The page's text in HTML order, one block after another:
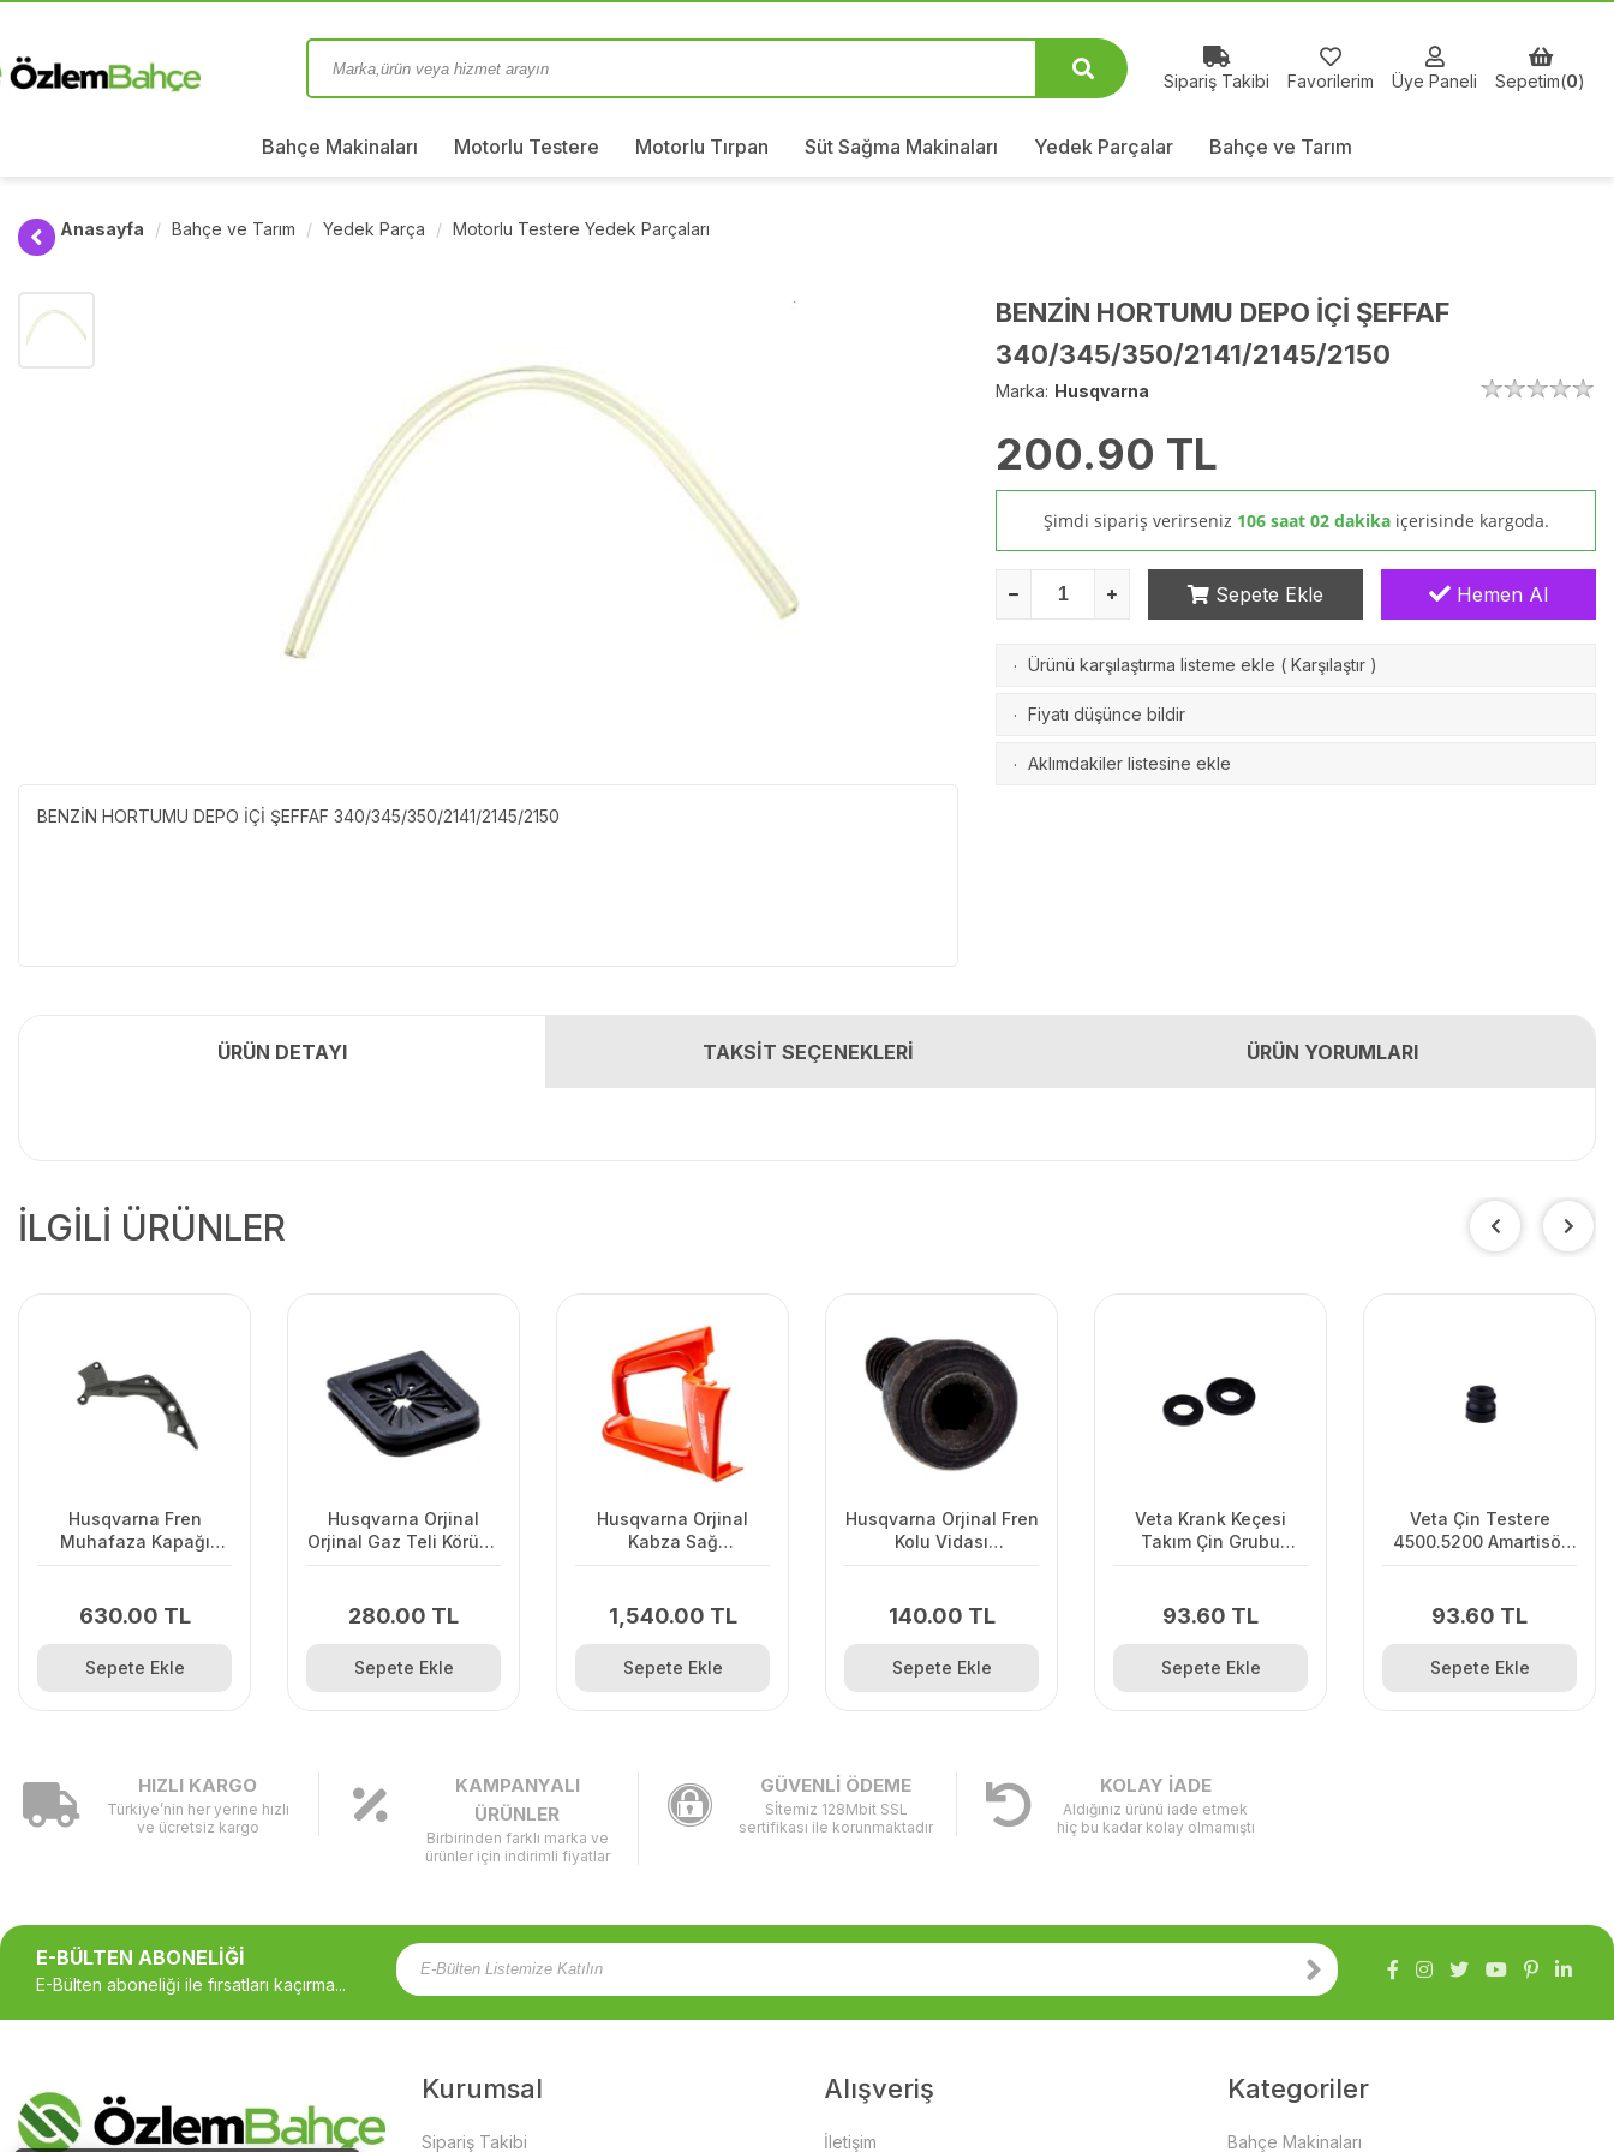
Sipariş Takibi Favorilerim Üye Paneli Sepetim(0)
Bahçe Makinaları Motorlu Testere Motorlu Tırpan Süt Sağma Makinaları Yedek Parçalar Bahçe ve Tarım
Anasayfa Bahçe ve Tarım Yedek Parça Motorlu Testere Yedek Parçaları
BENZİN HORTUMU DEPO İÇİ ŞEFFAF 340/345/350/2141/2145/2150
BENZİN HORTUMU DEPO İÇİ ŞEFFAF
340/345/350/2141/2145/2150
Marka: Husqvarna
200.90 TL
Şimdi sipariş verirseniz 106 saat 02 dakika içerisinde kargoda.
Sepete Ekle Hemen Al
· Ürünü karşılaştırma listeme ekle ( Karşılaştır )
· Fiyatı düşünce bildir
· Aklımdakiler listesine ekle
ÜRÜN DETAYI TAKSİT SEÇENEKLERİ ÜRÜN YORUMLARI
İLGİLİ ÜRÜNLER
Husqvarna Fren
Muhafaza Kapağı
630.00 TL
Sepete Ekle
Husqvarna Orjinal
Orjinal Gaz Teli Körüğü
280.00 TL
Sepete Ekle
Husqvarna Orjinal
Kabza Sağ
1,540.00 TL
Sepete Ekle
Husqvarna Orjinal Fren
Kolu Vidası
140.00 TL
Sepete Ekle
Veta Krank Keçesi
Takım Çin Grubu
93.60 TL
Sepete Ekle
Veta Çin Testere
4500.5200 Amartisör
93.60 TL
Sepete Ekle
HIZLI KARGO
Türkiye’nin her yerine hızlı
ve ücretsiz kargo
KAMPANYALI
ÜRÜNLER
Birbirinden farklı marka ve
ürünler için indirimli fiyatlar
GÜVENLİ ÖDEME
Sİtemiz 128Mbit SSL
sertifikası ile korunmaktadır
KOLAY İADE
Aldığınız ürünü iade etmek
hiç bu kadar kolay olmamıştı
E-BÜLTEN ABONELİĞİ
E-Bülten aboneliği ile fırsatları kaçırma...
Kurumsal
Sipariş Takibi
Alışveriş
İletişim
Kategoriler
Bahçe Makinaları